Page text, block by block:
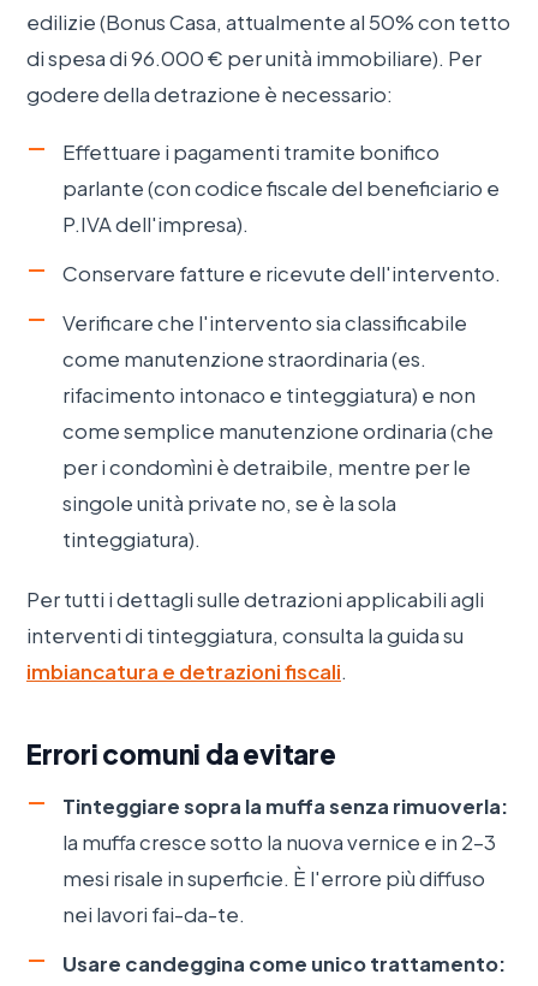
edilizie (Bonus Casa, attualmente al 50% con tetto
di spesa di 96.000 € per unità immobiliare). Per
godere della detrazione è necessario:
Effettuare i pagamenti tramite bonifico
parlante (con codice fiscale del beneficiario e
P.IVA dell'impresa).
Conservare fatture e ricevute dell'intervento.
Verificare che l'intervento sia classificabile
come manutenzione straordinaria (es.
rifacimento intonaco e tinteggiatura) e non
come semplice manutenzione ordinaria (che
per i condomìni è detraibile, mentre per le
singole unità private no, se è la sola
tinteggiatura).
Per tutti i dettagli sulle detrazioni applicabili agli
interventi di tinteggiatura, consulta la guida su
imbiancatura e detrazioni fiscali.
Errori comuni da evitare
Tinteggiare sopra la muffa senza rimuoverla:
la muffa cresce sotto la nuova vernice e in 2–3
mesi risale in superficie. È l'errore più diffuso
nei lavori fai-da-te.
Usare candeggina come unico trattamento: